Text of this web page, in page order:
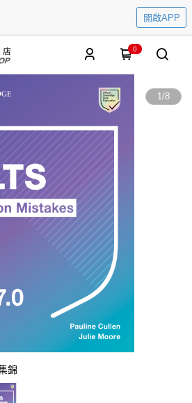
開啟APP
0
1/8
錦